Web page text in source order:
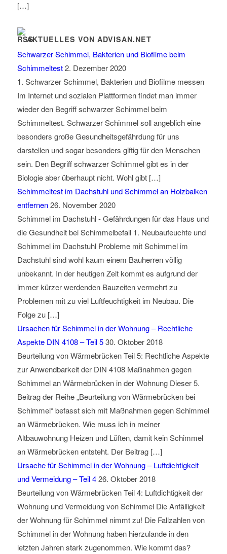
[…]
AKTUELLES VON ADVISAN.NET
Schwarzer Schimmel, Bakterien und Biofilme beim
Schimmeltest 2. Dezember 2020
1. Schwarzer Schimmel, Bakterien und Biofilme messen
Im Internet und sozialen Plattformen findet man immer
wieder den Begriff schwarzer Schimmel beim
Schimmeltest. Schwarzer Schimmel soll angeblich eine
besonders große Gesundheitsgefährdung für uns
darstellen und sogar besonders giftig für den Menschen
sein. Den Begriff schwarzer Schimmel gibt es in der
Biologie aber überhaupt nicht. Wohl gibt […]
Schimmeltest im Dachstuhl und Schimmel an Holzbalken
entfernen 26. November 2020
Schimmel im Dachstuhl - Gefährdungen für das Haus und
die Gesundheit bei Schimmelbefall 1. Neubaufeuchte und
Schimmel im Dachstuhl Probleme mit Schimmel im
Dachstuhl sind wohl kaum einem Bauherren völlig
unbekannt. In der heutigen Zeit kommt es aufgrund der
immer kürzer werdenden Bauzeiten vermehrt zu
Problemen mit zu viel Luftfeuchtigkeit im Neubau. Die
Folge zu […]
Ursachen für Schimmel in der Wohnung – Rechtliche
Aspekte DIN 4108 – Teil 5 30. Oktober 2018
Beurteilung von Wärmebrücken Teil 5: Rechtliche Aspekte
zur Anwendbarkeit der DIN 4108 Maßnahmen gegen
Schimmel an Wärmebrücken in der Wohnung Dieser 5.
Beitrag der Reihe „Beurteilung von Wärmebrücken bei
Schimmel“ befasst sich mit Maßnahmen gegen Schimmel
an Wärmebrücken. Wie muss ich in meiner
Altbauwohnung Heizen und Lüften, damit kein Schimmel
an Wärmebrücken entsteht. Der Beitrag […]
Ursache für Schimmel in der Wohnung – Luftdichtigkeit
und Vermeidung – Teil 4 26. Oktober 2018
Beurteilung von Wärmebrücken Teil 4: Luftdichtigkeit der
Wohnung und Vermeidung von Schimmel Die Anfälligkeit
der Wohnung für Schimmel nimmt zu! Die Fallzahlen von
Schimmel in der Wohnung haben hierzulande in den
letzten Jahren stark zugenommen. Wie kommt das?